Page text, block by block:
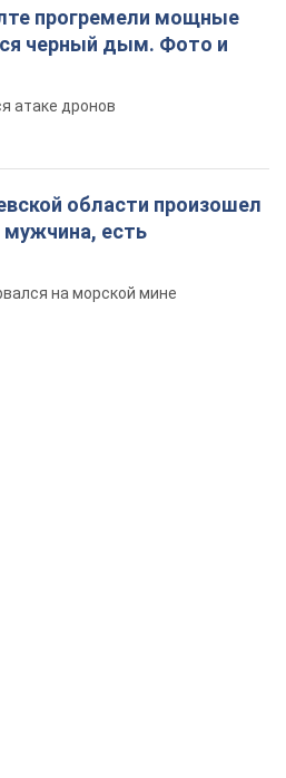
прогремели мощные
черный дым. Фото и
атаке дронов
области произошел
мужчина, есть
на морской мине